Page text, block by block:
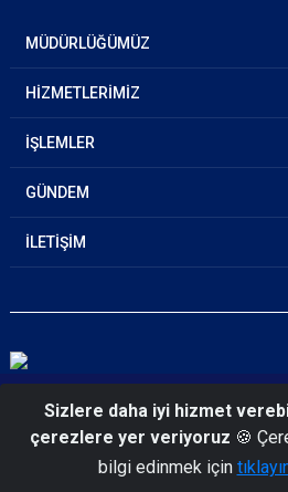
MÜDÜRLÜĞÜMÜZ
HİZMETLERİMİZ
İŞLEMLER
GÜNDEM
İLETİŞİM
© 2026 Sinop Emniyet
Sizlere daha iyi hizmet
çerezlere yer veriyoruz 🍪
bilgi edinmek için